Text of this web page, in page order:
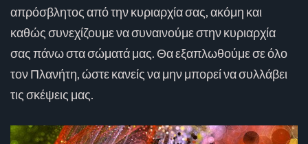
απρόσβλητος από την κυριαρχία σας, ακόμη και
καθώς συνεχίζουμε να συναινούμε στην κυριαρχία
σας πάνω στα σώματά μας. Θα εξαπλωθούμε σε όλο
τον Πλανήτη, ώστε κανείς να μην μπορεί να συλλάβει
τις σκέψεις μας.